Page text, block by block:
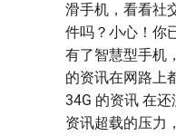
滑手机，看看社
件吗？小心！你
有了智慧型手机
的资讯在网路上
34G 的资讯 在
资讯超载的压力